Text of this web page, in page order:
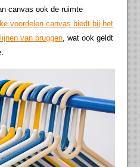
canvas ook de ruimte
voordelen canvas biedt bij het
van bruggen, wat ook geldt